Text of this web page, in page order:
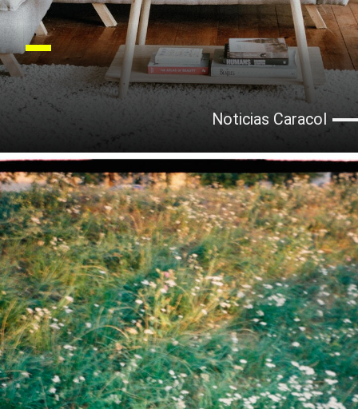
Noticias Caracol